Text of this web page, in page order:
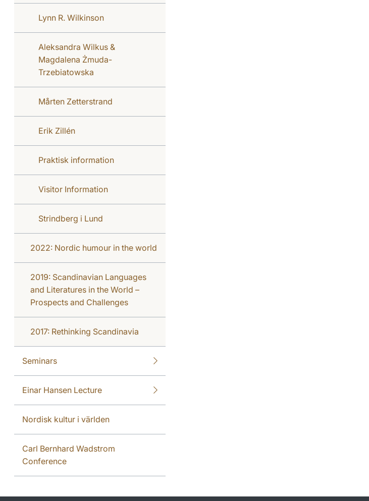
Lynn R. Wilkinson
Aleksandra Wilkus &
Magdalena Żmuda-
Trzebiatowska
Mårten Zetterstrand
Erik Zillén
Praktisk information
Visitor Information
Strindberg i Lund
2022: Nordic humour in the world
2019: Scandinavian Languages
and Literatures in the World –
Prospects and Challenges
2017: Rethinking Scandinavia
Seminars
Einar Hansen Lecture
Nordisk kultur i världen
Carl Bernhard Wadstrom
Conference